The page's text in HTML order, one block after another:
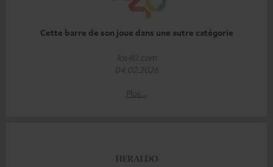
Cette barre de son joue dans une autre catégorie
los40.com
04.02.2026
Plus…